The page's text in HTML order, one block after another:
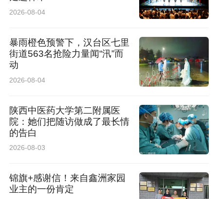
2026-08-04
暴雨橙色预警下，汉台区七里
街道563名抢险力量闻“汛”而
动
2026-08-04
陕西中医药大学第二附属医
院：她们把随访做成了最长情
的告白
2026-08-03
锦旗+感谢信！来自鑫洲家园
业主的一份肯定